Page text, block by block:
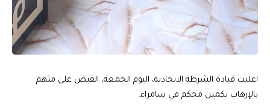
اعلنت قيادة الشرطة الاتحادية، اليوم الجمعة، القبض على متهم
بالإرهاب بكمين محكم في سامراء.